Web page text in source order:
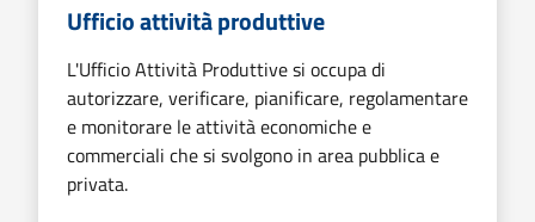
Ufficio attività produttive
L'Ufficio Attività Produttive si occupa di
autorizzare, verificare, pianificare, regolamentare
e monitorare le attività economiche e
commerciali che si svolgono in area pubblica e
privata.